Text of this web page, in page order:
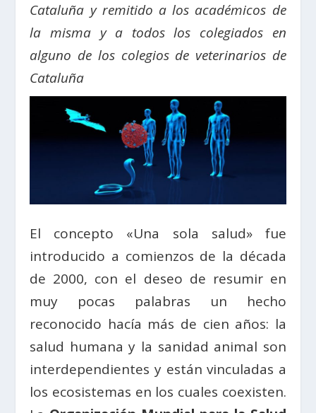
Cataluña y remitido a los académicos de
la misma y a todos los colegiados en
alguno de los colegios de veterinarios de
Cataluña
El concepto «Una sola salud» fue
introducido a comienzos de la década
de 2000, con el deseo de resumir en
muy pocas palabras un hecho
reconocido hacía más de cien años: la
salud humana y la sanidad animal son
interdependientes y están vinculadas a
los ecosistemas en los cuales coexisten.